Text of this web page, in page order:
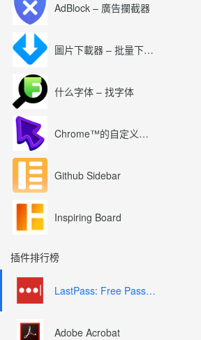
AdBlock – 廣告攔截器
圖片下載器 – 批量下載圖片
什么字体 – 找字体
Chrome™的自定义光标
Github Sidebar
Inspiring Board
插件排行榜
LastPass: Free Password Manager
Adobe Acrobat